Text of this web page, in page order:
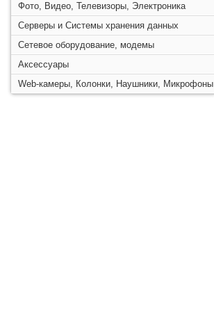
Фото, Видео, Телевизоры, Электроника
Серверы и Системы хранения данных
Сетевое оборудование, модемы
Аксессуары
Web-камеры, Колонки, Наушники, Микрофоны